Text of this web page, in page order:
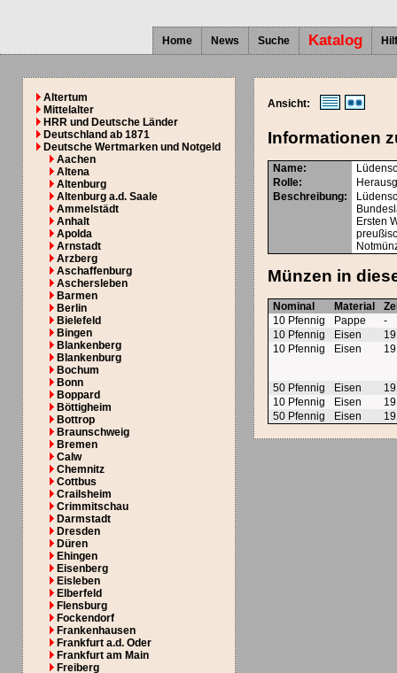
Home News Suche Katalog
Altertum
Mittelalter
HRR und Deutsche Länder
Deutschland ab 1871
Deutsche Wertmarken und Notgeld
Aachen
Altena
Altenburg
Altenburg a.d. Saale
Ammelstädt
Anhalt
Apolda
Arnstadt
Arzberg
Aschaffenburg
Aschersleben
Barmen
Berlin
Bielefeld
Bingen
Blankenberg
Blankenburg
Bochum
Bonn
Boppard
Böttigheim
Bottrop
Braunschweig
Bremen
Calw
Chemnitz
Cottbus
Crailsheim
Crimmitschau
Darmstadt
Dresden
Düren
Ehingen
Eisenberg
Eisleben
Elberfeld
Flensburg
Fockendorf
Frankenhausen
Frankfurt a.d. Oder
Frankfurt am Main
Freiberg
Ansicht:
Informationen
Name:
Rolle:
Beschreibung:
Ersten
Münzen in
Nominal Material
10 Pfennig
Pappe
-
10 Pfennig
Eisen
10 Pfennig
Eisen
50 Pfennig Eisen
10 Pfennig
Eisen
50 Pfennig
Eisen